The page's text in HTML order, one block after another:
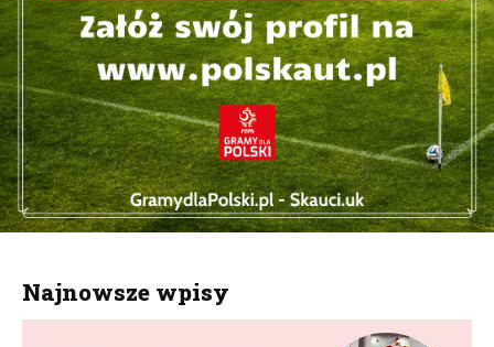
Najnowsze wpisy